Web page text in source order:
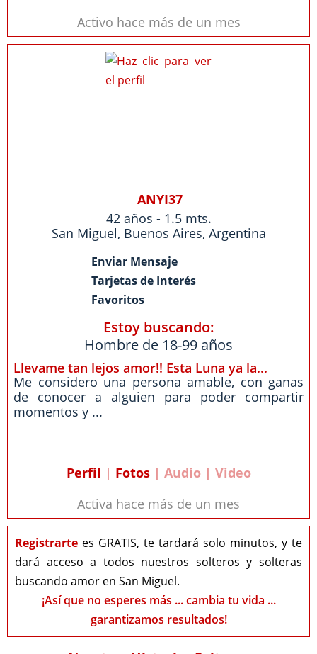
Activo hace más de un mes
ANYI37
42 años - 1.5 mts.
San Miguel, Buenos Aires, Argentina
Enviar Mensaje
Tarjetas de Interés
Favoritos
Estoy buscando:
Hombre de 18-99 años
Llevame tan lejos amor!! Esta Luna ya la...
Me considero una persona amable, con ganas
de conocer a alguien para poder compartir
momentos y ...
Perfil | Fotos| Audio | Video
Activa hace más de un mes
Registrarte es GRATIS, te tardará solo minutos, y te
dará acceso a todos nuestros solteros y solteras
buscando amor en San Miguel.
¡Así que no esperes más ... cambia tu vida ...
garantizamos resultados!